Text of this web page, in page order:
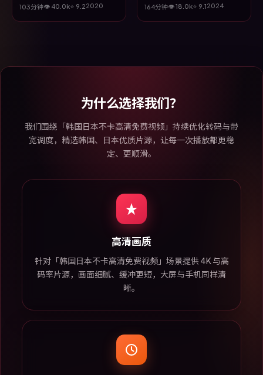
陈坤、胡歌、松坂桃李等主演。
全片以战争类型为主线，改编自
103分钟👁 40.0k⭐ 9.22020
青云、谭卓等主演。全片以奇幻
类型为主线，视听语言大胆实
164分钟👁18.0k⭐ 9.12024
为什么选择我们？
我们围绕「韩国日本不卡高清免费视频」持续优化转码与带
宽调度，精选韩国、日本优质片源，让每一次播放都更稳
定、更顺滑。
高清画质
针对「韩国日本不卡高清免费视频」场景提供 4K 与高
码率片源，画面细腻、缓冲更短，大屏与手机同样清
晰。